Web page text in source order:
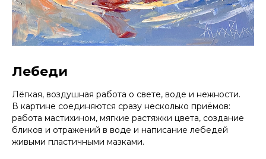
Лебеди
Лёгкая, воздушная работа о свете, воде и нежности.
В картине соединяются сразу несколько приёмов:
работа мастихином, мягкие растяжки цвета, создание
бликов и отражений в воде и написание лебедей
живыми пластичными мазками.